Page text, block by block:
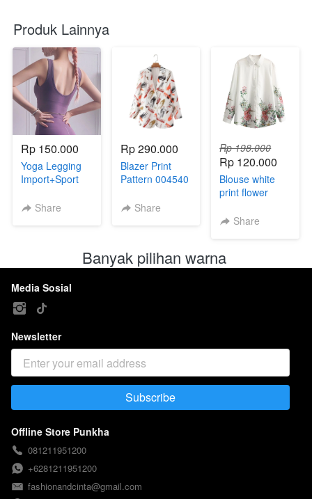
Produk Lainnya
Rp 150.000
Yoga Legging
Import+Sport
Share
Rp 290.000
Blazer Print
Pattern 004540
Share
Rp 198.000
Rp 120.000
Blouse white
print flower
Share
Banyak pilihan warna
Media Sosial
Newsletter
`
Subscribe
Offline Store Punkha
081211951200
+6281211951200
fashionandcinta@gmail.com